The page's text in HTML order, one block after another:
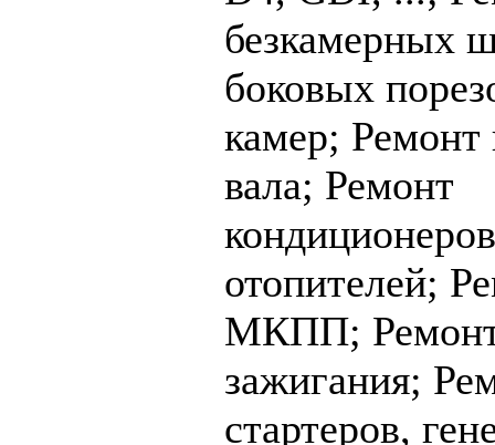
безкамерных
боковых
камер; Ремонт
вала; Ремонт
отопителей;
МКПП;
зажигания;
стартеров,